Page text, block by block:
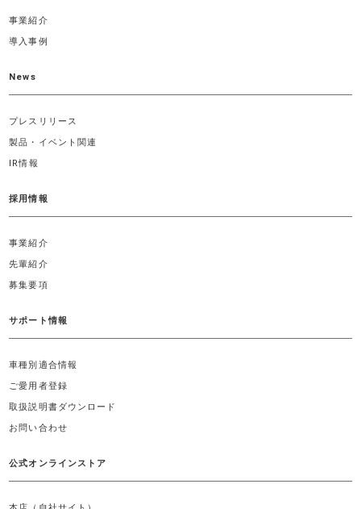
事業紹介
導入事例
News
プレスリリース
製品・イベント関連
IR情報
採用情報
事業紹介
先輩紹介
募集要項
サポート情報
車種別適合情報
ご愛用者登録
取扱説明書ダウンロード
お問い合わせ
公式オンラインストア